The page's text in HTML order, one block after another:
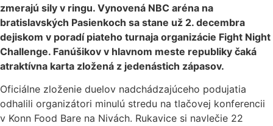
zmerajú sily v ringu. Vynovená NBC aréna na
bratislavských Pasienkoch sa stane už 2. decembra
dejiskom v poradí piateho turnaja organizácie Fight Night
Challenge. Fanúšikov v hlavnom meste republiky čaká
atraktívna karta zložená z jedenástich zápasov.
Oficiálne zloženie duelov nadchádzajúceho podujatia
odhalili organizátori minulú stredu na tlačovej konferencii
v Konn Food Bare na Nivách. Rukavice si navlečie 22